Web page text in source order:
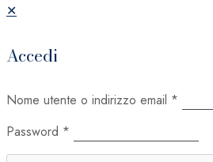
✕
Accedi
Nome utente o indirizzo email *
Password *